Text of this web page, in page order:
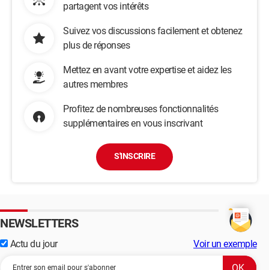
partagent vos intérêts
Suivez vos discussions facilement et obtenez
plus de réponses
Mettez en avant votre expertise et aidez les
autres membres
Profitez de nombreuses fonctionnalités
supplémentaires en vous inscrivant
S'INSCRIRE
NEWSLETTERS
Actu du jour Voir un exemple